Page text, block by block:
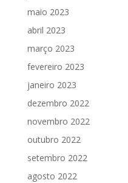
maio 2023
abril 2023
março 2023
fevereiro 2023
janeiro 2023
dezembro 2022
novembro 2022
outubro 2022
setembro 2022
agosto 2022